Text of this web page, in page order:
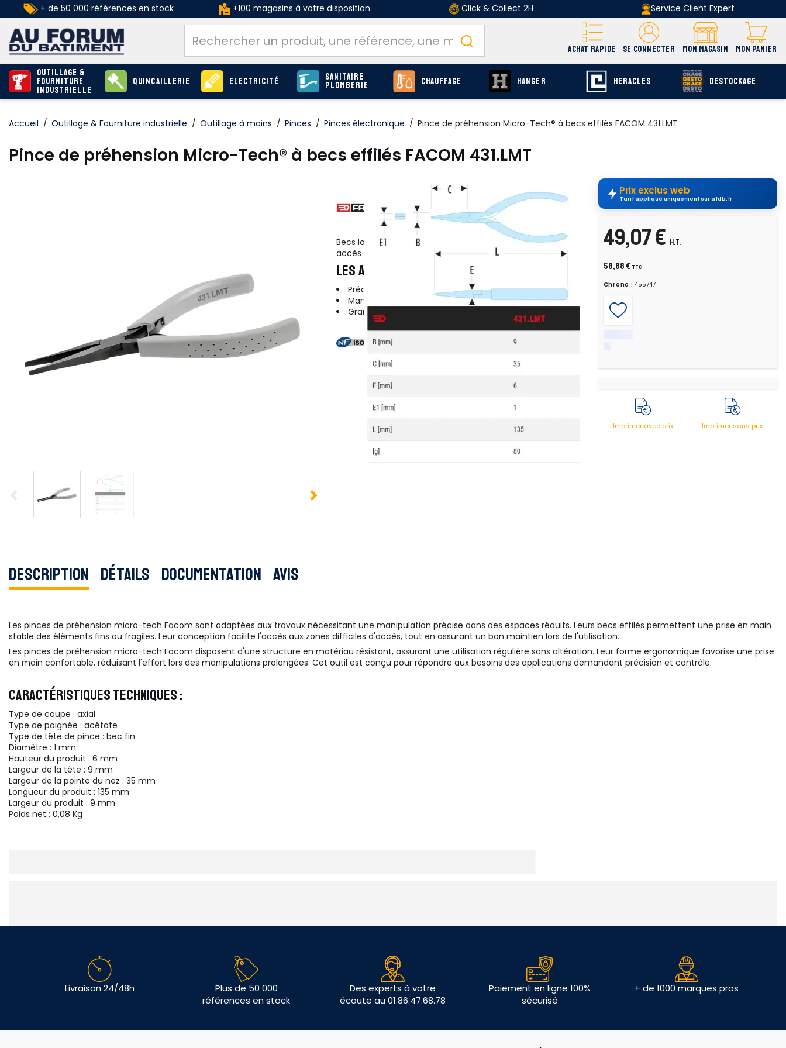
+ de 50 000 références en stock +100 magasins à votre disposition Click & Collect 2H Service Client Expert
ACHAT RAPIDE SE CONNECTER MON MAGASIN MON PANIER
Outillage &
Fourniture
industrielle
Quincaillerie Electricité Sanitaire
Plomberie Chauffage HANGER HERACLES DESTOCKAGE
Accueil / Outillage & Fourniture industrielle / Outillage à mains / Pinces / Pinces électronique / Pince de préhension Micro-Tech® à becs effilés FACOM 431.LMT
Pince de préhension Micro-Tech® à becs effilés FACOM 431.LMT
Produits
page F-446
Becs longs et fins pour une manipulation précise et un
accès facilité aux zones difficiles d'accès.
LES AVANTAGES DU PRODUIT
Précision de préhension
Maniabilité améliorée
Grande durabilité
Prix exclus web
Tarif appliqué uniquement sur afdb.fr
49,07 € H.T.
58,88 € TTC
Chrono : 455747
Imprimer avec prix Imprimer sans prix
Description Détails Documentation Avis
Les pinces de préhension micro-tech Facom sont adaptées aux travaux nécessitant une manipulation précise dans des espaces réduits. Leurs becs effilés permettent une prise en main
stable des éléments fins ou fragiles. Leur conception facilite l'accès aux zones difficiles d'accès, tout en assurant un bon maintien lors de l'utilisation.
Les pinces de préhension micro-tech Facom disposent d'une structure en matériau résistant, assurant une utilisation régulière sans altération. Leur forme ergonomique favorise une prise
en main confortable, réduisant l'effort lors des manipulations prolongées. Cet outil est conçu pour répondre aux besoins des applications demandant précision et contrôle.
CARACTÉRISTIQUES TECHNIQUES :
Type de coupe : axial
Type de poignée : acétate
Type de tête de pince : bec fin
Diamètre : 1 mm
Hauteur du produit : 6 mm
Largeur de la tête : 9 mm
Largeur de la pointe du nez : 35 mm
Longueur du produit : 135 mm
Largeur du produit : 9 mm
Poids net : 0,08 Kg
Livraison 24/48h
Plus de 50 000
références en stock
Des experts à votre
écoute au 01.86.47.68.78
Paiement en ligne 100%
sécurisé
+ de 1000 marques pros